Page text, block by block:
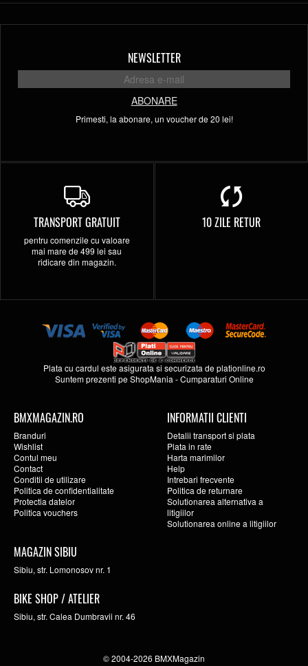
NEWSLETTER
ABONARE
Primesti, la abonare, un voucher de 20 lei!
TRANSPORT GRATUIT
pentru comenzile cu valoare
mai mare de 499 lei sau
ridicare din magazin.
10 ZILE RETUR
Plata cu cardul este asigurata si securizata deplationline.ro
Suntem prezenti peShopMania -Cumparaturi Online
BMXMAGAZIN.RO
Branduri
Wishlist
Contul meu
Contact
Conditii de utilizare
Politica de confidentialitate
Protectia datelor
Politica vouchers
INFORMATII CLIENTI
Detalii transport si plata
Plata in rate
Harta marimilor
Help
Intrebari frecvente
Politica de returnare
Solutionarea alternativa a
litigiilor
Solutionarea online a litigiilor
MAGAZIN SIBIU
Sibiu, str. Lomonosov nr. 1
BIKE SHOP / ATELIER
Sibiu, str. Calea Dumbravii nr. 46
© 2004-2026 BMXMagazin